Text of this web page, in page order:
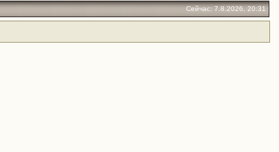
Сейчас: 7.8.2026, 20:31